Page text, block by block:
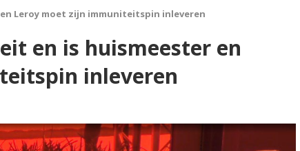
Leroy moet zijn immuniteitspin inleveren
en is huismeester en
inleveren